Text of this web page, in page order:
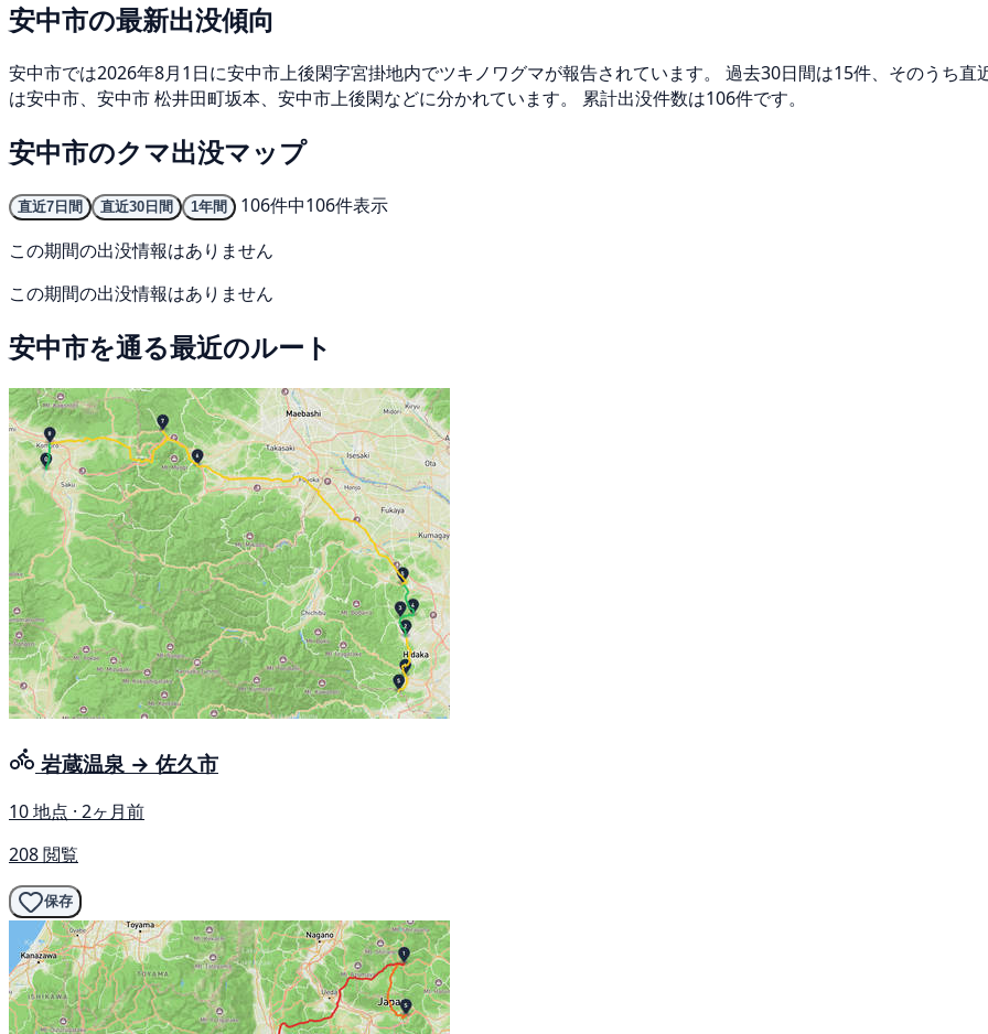
安中市の最新出没傾向
安中市では2026年8月1日に安中市上後閑字宮掛地内でツキノワグマが報告されています。 過去30日間は15件、そのうち
は安中市、安中市 松井田町坂本、安中市上後閑などに分かれています。 累計出没件数は106件です。
安中市のクマ出没マップ
直近7日間 直近30日間 1年間
106件中106件表示
この期間の出没情報はありません
この期間の出没情報はありません
安中市を通る最近のルート
岩蔵温泉 → 佐久市
10 地点 · 2ヶ月前
208 閲覧
保存